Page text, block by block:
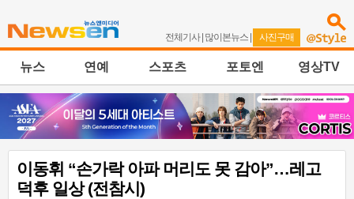
전체기사| 많이본뉴스 | 사진구매
뉴스 연예 스포츠 포토엔 영상TV
이동휘 “손가락 아파 머리도 못 감아”…레고
덕후 일상 (전참시)